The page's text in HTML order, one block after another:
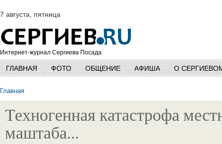
7 августа, пятница
Интернет-журнал Сергиева Посада
ГЛАВНАЯ ФОТО ОБЩЕНИЕ АФИША О
Главная
Техногенная катастрофа
маштаба...